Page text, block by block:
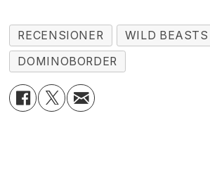
RECENSIONER WILD BEASTS
DOMINOBORDER